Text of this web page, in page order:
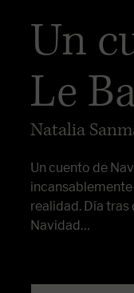
Un
Le
Natalia
Un cuento de
incansablemente
realidad. Día tras
Navidad…